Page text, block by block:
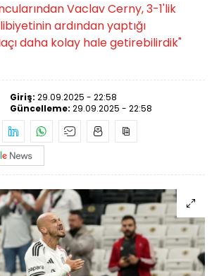
Vaclav Cerny, 3-1'lik
ardından yaptığı
daha kolay hale getirebilirdik"
Giriş: 29.09.2025 - 22:58
Güncelleme: 29.09.2025 - 22:58